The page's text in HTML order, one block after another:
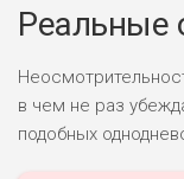
Реальные
в чем не раз
подобных